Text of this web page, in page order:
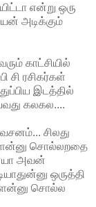
என்று ஒரு
அடிக்கும்
காட்சியில்
சி ரசிகர்கள்
இடத்தில்
கலகல....
சிலது
சொல்லறதை
அவன்
ஒருத்தி
சொல்ல